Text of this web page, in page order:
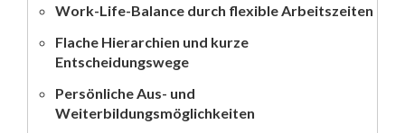
Work-Life-Balance durch flexible Arbeitszeiten
Flache Hierarchien und kurze
Entscheidungswege
Persönliche Aus- und
Weiterbildungsmöglichkeiten